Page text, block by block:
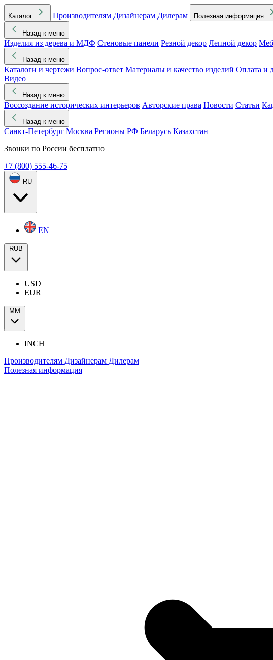
Каталог Производителям Дизайнерам Дилерам Полезная информация
Назад к меню
Изделия из дерева и МДФ Стеновые панели Резной декор Лепной декор
Назад к меню
Каталоги и чертежи Вопрос-ответ Материалы и качество изделий Оплата и
Видео
Назад к меню
Воссоздание исторических интерьеров Авторские права Новости Статьи
Назад к меню
Санкт-Петербург Москва Регионы РФ Беларусь Казахстан
Звонки по России бесплатно
+7 (800) 555-46-75
RU
EN
RUB
USD
EUR
ММ
INCH
Производителям Дизайнерам Дилерам
Полезная информация